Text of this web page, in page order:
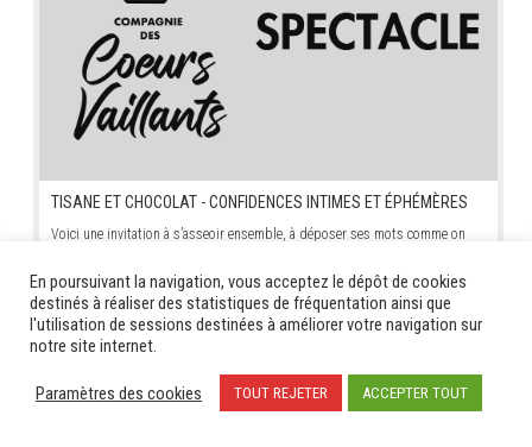
TISANE ET CHOCOLAT - CONFIDENCES INTIMES ET ÉPHÉMÈRES
Voici une invitation à s’asseoir ensemble, à déposer ses mots comme on
14
MAR
STAGE - TALENTS AIGUILLES
En poursuivant la navigation, vous acceptez le dépôt de cookies
destinés à réaliser des statistiques de fréquentation ainsi que
l'utilisation de sessions destinées à améliorer votre navigation sur
notre site internet.
Paramètres des cookies TOUT REJETER ACCEPTER TOUT